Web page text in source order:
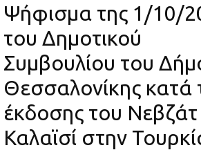
Ψήφισμα της 1/10/
του Δημοτικού
Συμβουλίου του
Θεσσαλονίκης κατά
έκδοσης του Νεβζάτ
Καλαϊσί στην